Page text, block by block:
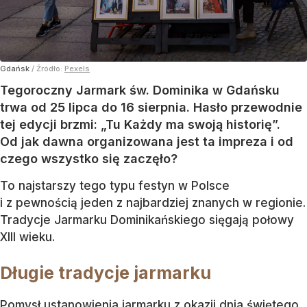
Gdańsk / Źródło: Pexels
Tegoroczny Jarmark św. Dominika w Gdańsku
trwa od 25 lipca do 16 sierpnia. Hasło przewodnie
tej edycji brzmi: „Tu Każdy ma swoją historię”.
Od jak dawna organizowana jest ta impreza i od
czego wszystko się zaczęło?
To najstarszy tego typu festyn w Polsce
i z pewnością jeden z najbardziej znanych w regionie.
Tradycje Jarmarku Dominikańskiego sięgają połowy
XIII wieku.
Długie tradycje jarmarku